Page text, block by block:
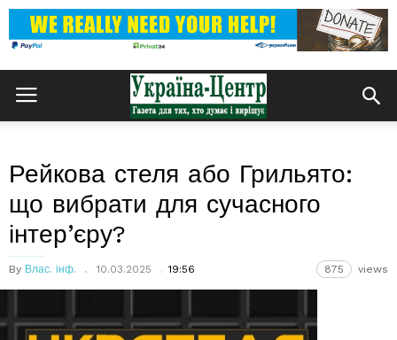
Рейкова стеля або Грильято:
що вибрати для сучасного
інтер’єру?
By Влас. інф. 10.03.2025 19:56 875 views